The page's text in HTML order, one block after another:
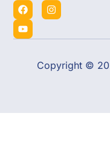
Copyright ©